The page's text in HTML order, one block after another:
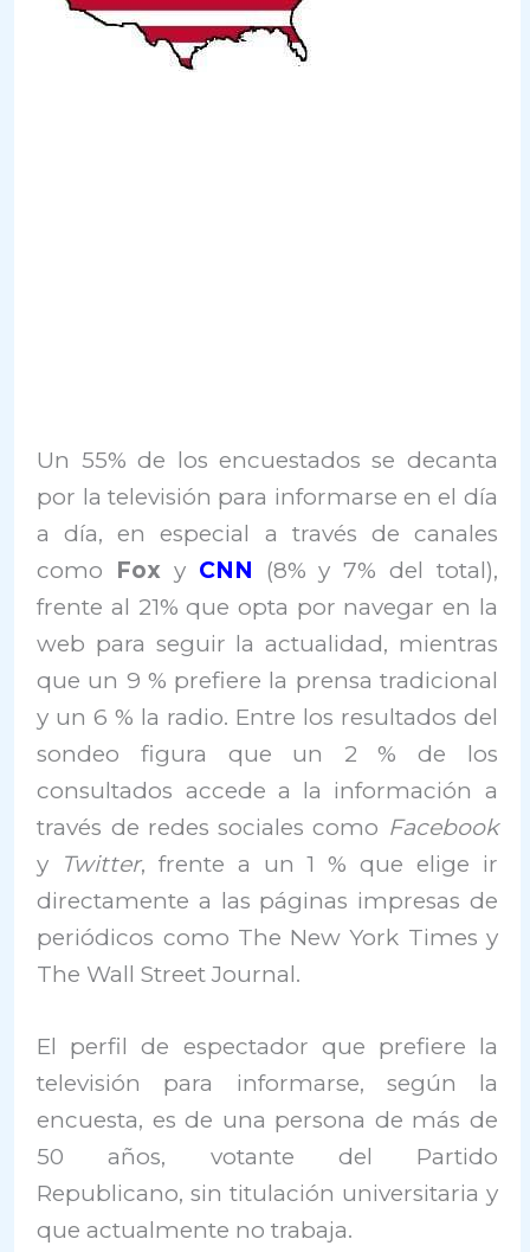
Un 55% de los encuestados se decanta
por la televisión para informarse en el día
a día, en especial a través de canales
como Fox y CNN (8% y 7% del total),
frente al 21% que opta por navegar en la
web para seguir la actualidad, mientras
que un 9 % prefiere la prensa tradicional
y un 6 % la radio. Entre los resultados del
sondeo figura que un 2 % de los
consultados accede a la información a
través de redes sociales como Facebook
y
Twitter, frente a un 1 % que elige ir
directamente a las páginas impresas de
periódicos como The New York Times y
The Wall Street Journal.
El perfil de espectador que prefiere la
televisión para informarse, según la
encuesta, es de una persona de más de
50 años, votante del Partido
Republicano, sin titulación universitaria y
que actualmente no trabaja.